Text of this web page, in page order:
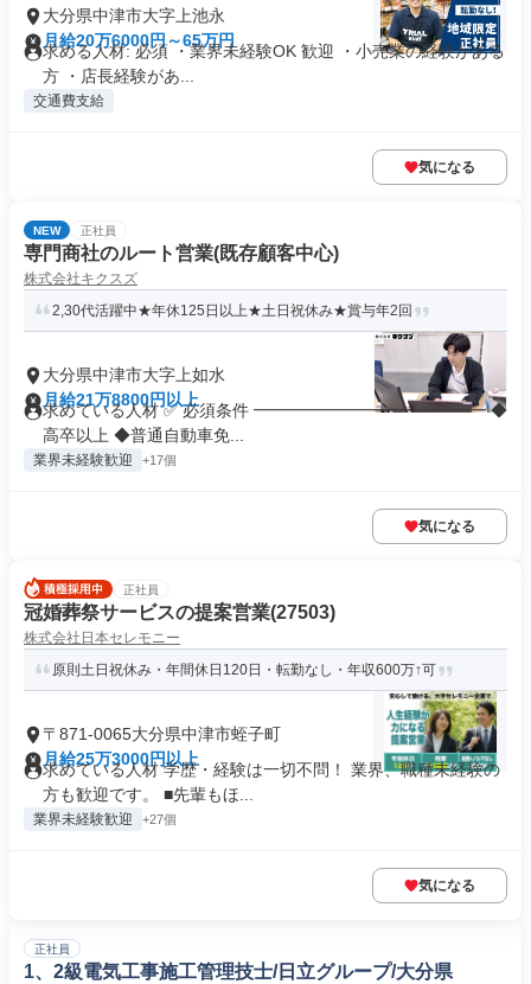
大分県中津市大字上池永
月給20万6000円～65万円
求める人材: 必須 ・業界未経験OK 歓迎 ・小売業の経験がある
方 ・店長経験があ...
交通費支給
気になる
NEW 正社員
専門商社のルート営業(既存顧客中心)
株式会社キクスズ
2,30代活躍中★年休125日以上★土日祝休み★賞与年2回
大分県中津市大字上如水
月給21万8800円以上
求めている人材 ✅ 必須条件 ━━━━━━━━━━━━━━ ◆
高卒以上 ◆普通自動車免...
業界未経験歓迎 +17個
気になる
正社員
冠婚葬祭サービスの提案営業(27503)
株式会社日本セレモニー
原則土日祝休み・年間休日120日・転勤なし・年収600万↑可
〒871-0065大分県中津市蛭子町
月給25万3000円以上
求めている人材 学歴・経験は一切不問！ 業界、職種未経験の
方も歓迎です。 ■先輩もほ...
業界未経験歓迎 +27個
気になる
正社員
1、2級電気工事施工管理技士/日立グループ/大分県